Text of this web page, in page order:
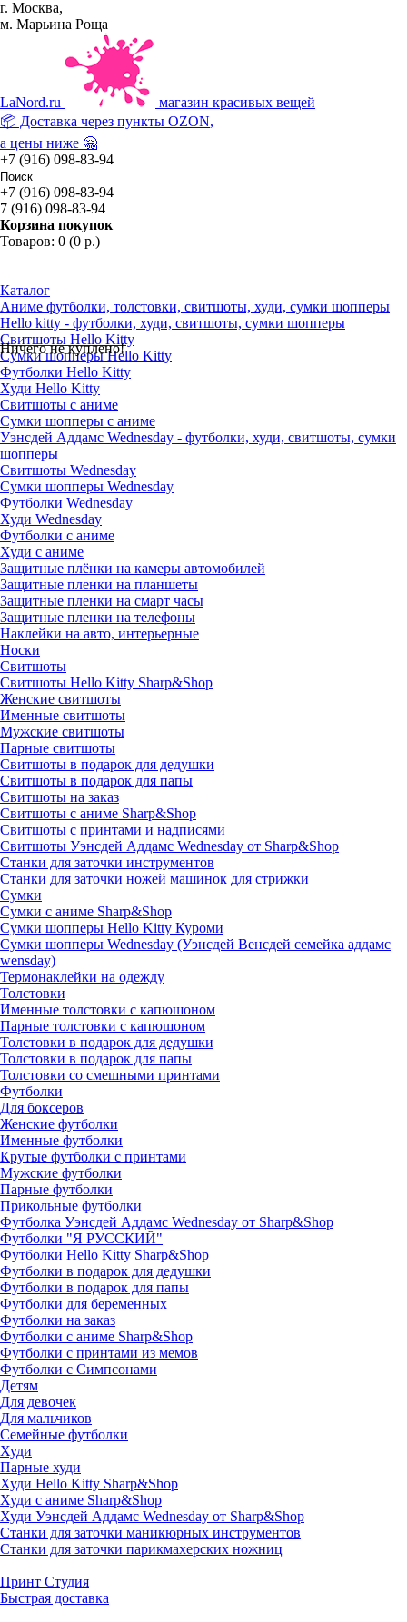
г. Москва,
м. Марьина Роща
LaNord.ru
магазин красивых вещей
📦 Доставка через пункты OZON,
а цены ниже 🤗
+7 (916) 098-83-94
+7 (916) 098-83-94
7 (916) 098-83-94
Корзина покупок
Товаров: 0 (0 р.)
Ничего не куплено!
Каталог
Аниме футболки, толстовки, свитшоты, худи, сумки шопперы
Hello kitty - футболки, худи, свитшоты, сумки шопперы
Свитшоты Hello Kitty
Сумки шопперы Hello Kitty
Футболки Hello Kitty
Худи Hello Kitty
Свитшоты с аниме
Сумки шопперы с аниме
Уэнсдей Аддамс Wednesday - футболки, худи, свитшоты, сумки
шопперы
Свитшоты Wednesday
Сумки шопперы Wednesday
Футболки Wednesday
Худи Wednesday
Футболки с аниме
Худи с аниме
Защитные плёнки на камеры автомобилей
Защитные пленки на планшеты
Защитные пленки на смарт часы
Защитные пленки на телефоны
Наклейки на авто, интерьерные
Носки
Свитшоты
Cвитшоты Hello Kitty Sharp&Shop
Женские свитшоты
Именные свитшоты
Мужские свитшоты
Парные свитшоты
Свитшоты в подарок для дедушки
Свитшоты в подарок для папы
Свитшоты на заказ
Свитшоты с аниме Sharp&Shop
Свитшоты с принтами и надписями
Свитшоты Уэнсдей Аддамс Wednesday от Sharp&Shop
Станки для заточки инструментов
Станки для заточки ножей машинок для стрижки
Сумки
Сумки с аниме Sharp&Shop
Сумки шопперы Hello Kitty Куроми
Сумки шопперы Wednesday (Уэнсдей Венсдей семейка аддамс
wensday)
Термонаклейки на одежду
Толстовки
Именные толстовки с капюшоном
Парные толстовки с капюшоном
Толстовки в подарок для дедушки
Толстовки в подарок для папы
Толстовки со смешными принтами
Футболки
Для боксеров
Женские футболки
Именные футболки
Крутые футболки с принтами
Мужские футболки
Парные футболки
Прикольные футболки
Футболка Уэнсдей Аддамс Wednesday от Sharp&Shop
Футболки "Я РУССКИЙ"
Футболки Hello Kitty Sharp&Shop
Футболки в подарок для дедушки
Футболки в подарок для папы
Футболки для беременных
Футболки на заказ
Футболки с аниме Sharp&Shop
Футболки с принтами из мемов
Футболки с Симпсонами
Детям
Для девочек
Для мальчиков
Семейные футболки
Худи
Парные худи
Худи Hello Kitty Sharp&Shop
Худи с аниме Sharp&Shop
Худи Уэнсдей Аддамс Wednesday от Sharp&Shop
Станки для заточки маникюрных инструментов
Станки для заточки парикмахерских ножниц
Принт Студия
Быстрая доставка